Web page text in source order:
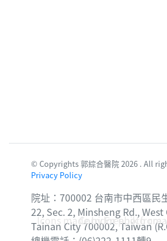
© Copyrights 郭綜合醫院 2026 . All
Privacy Policy
院址：700002 台南市中西區民
22, Sec. 2, Minsheng Rd.,
Tainan City 700002, Taiwan
Icons made byFreepikfrom
Corridor photo